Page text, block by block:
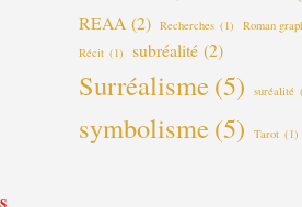
REAA (2) Recherches (1) Roman
Récit (1) subréalité (2)
Surréalisme (5) suréalité
symbolisme (5) Tarot (1)